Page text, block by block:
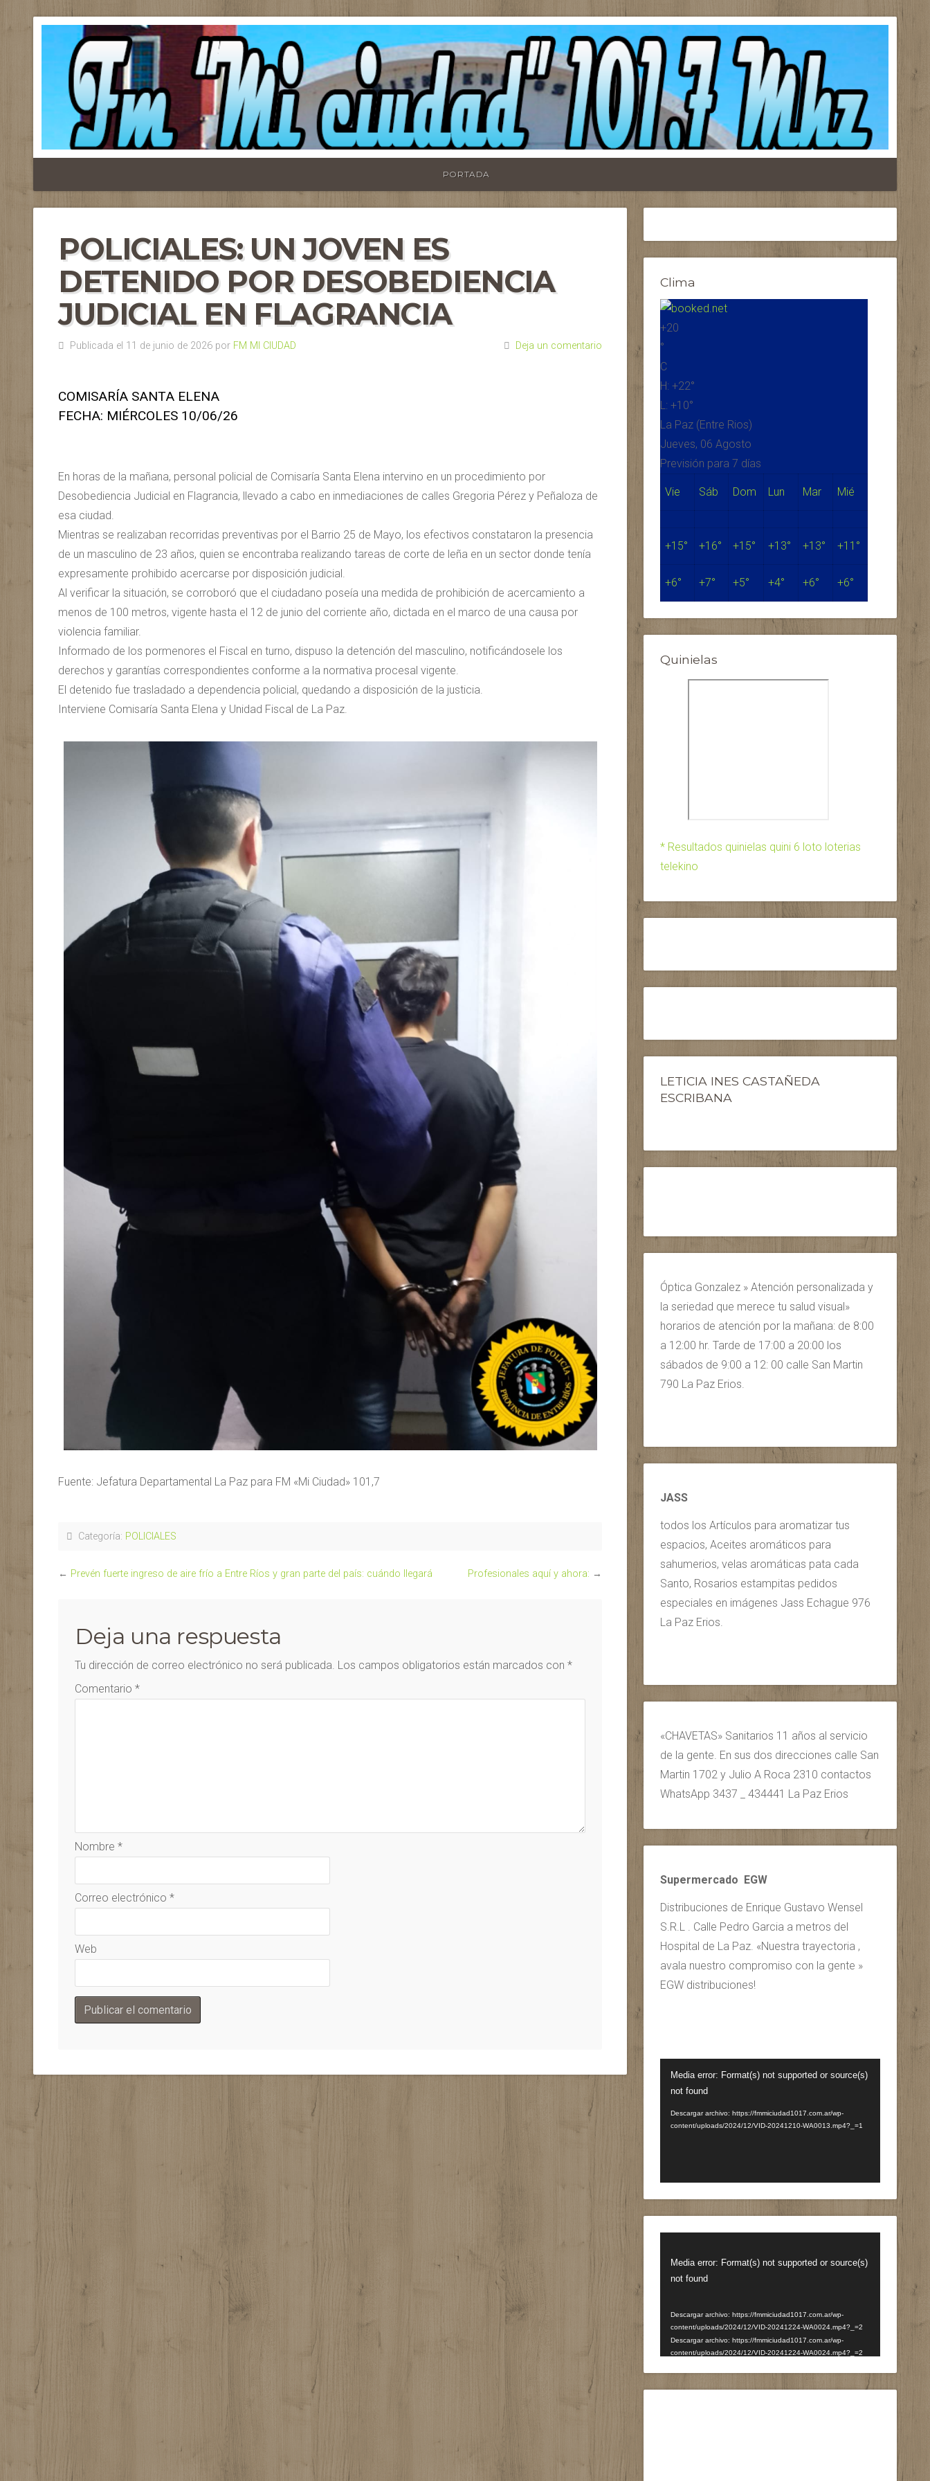
PORTADA
POLICIALES: UN JOVEN ES
DETENIDO POR DESOBEDIENCIA
JUDICIAL EN FLAGRANCIA
Publicada el 11 de junio de 2026 por FM MI CIUDAD Deja un comentario
COMISARÍA SANTA ELENA
FECHA: MIÉRCOLES 10/06/26
En horas de la mañana, personal policial de Comisaría Santa Elena intervino en un procedimiento por
Desobediencia Judicial en Flagrancia, llevado a cabo en inmediaciones de calles Gregoria Pérez y Peñaloza de
esa ciudad.
Mientras se realizaban recorridas preventivas por el Barrio 25 de Mayo, los efectivos constataron la presencia
de un masculino de 23 años, quien se encontraba realizando tareas de corte de leña en un sector donde tenía
expresamente prohibido acercarse por disposición judicial.
Al verificar la situación, se corroboró que el ciudadano poseía una medida de prohibición de acercamiento a
menos de 100 metros, vigente hasta el 12 de junio del corriente año, dictada en el marco de una causa por
violencia familiar.
Informado de los pormenores el Fiscal en turno, dispuso la detención del masculino, notificándosele los
derechos y garantías correspondientes conforme a la normativa procesal vigente.
El detenido fue trasladado a dependencia policial, quedando a disposición de la justicia.
Interviene Comisaría Santa Elena y Unidad Fiscal de La Paz.
Fuente: Jefatura Departamental La Paz para FM «Mi Ciudad» 101,7
Categoría: POLICIALES
← Prevén fuerte ingreso de aire frío a Entre Ríos y gran parte del país: cuándo llegará Profesionales aquí y ahora: →
Deja una respuesta
Tu dirección de correo electrónico no será publicada. Los campos obligatorios están marcados con *
Comentario *
Nombre *
Correo electrónico *
Web
Clima
+20
°
C
H: +22°
L: +10°
La Paz (Entre Rios)
Jueves, 06 Agosto
Previsión para 7 días
Vie Sáb Dom Lun Mar Mié
+15° +16° +15° +13° +13° +11°
+6° +7° +5° +4° +6° +6°
Quinielas
* Resultados quinielas quini 6 loto loterias
telekino
LETICIA INES CASTAÑEDA
ESCRIBANA
Óptica Gonzalez » Atención personalizada y
la seriedad que merece tu salud visual»
horarios de atención por la mañana: de 8:00
a 12:00 hr. Tarde de 17:00 a 20:00 los
sábados de 9:00 a 12: 00 calle San Martin
790 La Paz Erios.
JASS
todos los Artículos para aromatizar tus
espacios, Aceites aromáticos para
sahumerios, velas aromáticas pata cada
Santo, Rosarios estampitas pedidos
especiales en imágenes Jass Echague 976
La Paz Erios.
«CHAVETAS» Sanitarios 11 años al servicio
de la gente. En sus dos direcciones calle San
Martin 1702 y Julio A Roca 2310 contactos
WhatsApp 3437 _ 434441 La Paz Erios
Supermercado EGW
Distribuciones de Enrique Gustavo Wensel
S.R.L . Calle Pedro Garcia a metros del
Hospital de La Paz. «Nuestra trayectoria ,
avala nuestro compromiso con la gente »
EGW distribuciones!
de
Media error: Format(s) not supported or source(s)
not found
Descargar archivo: https://fmmiciudad1017.com.ar/wp-
content/uploads/2024/12/VID-20241210-WA0013.mp4?_=1
de
vídeo
Media error: Format(s) not supported or source(s)
not found
Descargar archivo: https://fmmiciudad1017.com.ar/wp-
content/uploads/2024/12/VID-20241224-WA0024.mp4?_=2
Descargar archivo: https://fmmiciudad1017.com.ar/wp-
content/uploads/2024/12/VID-20241224-WA0024.mp4?_=2